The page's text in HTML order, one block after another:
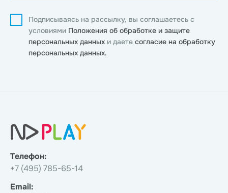
Подписываясь на рассылку, вы соглашаетесь с
условиями Положения об обработке и защите
персональных данных и даете согласие на обработку
персональных данных.
Телефон:
+7 (495) 785-65-14
Email: